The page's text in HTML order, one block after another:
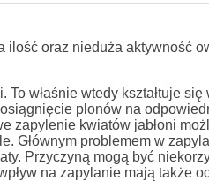
oraz nieduża aktywność
właśnie wtedy kształtuje
plonów na
zapylenie kwiatów jabłoni
Głównym problemem w
Przyczyną mogą być
na zapylanie mają także